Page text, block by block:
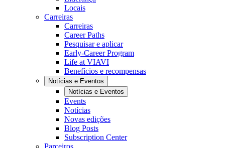
Locais
Carreiras
Carreiras
Career Paths
Pesquisar e aplicar
Early-Career Program
Life at VIAVI
Benefícios e recompensas
Notícias e Eventos
Notícias e Eventos
Events
Notícias
Novas edições
Blog Posts
Subscription Center